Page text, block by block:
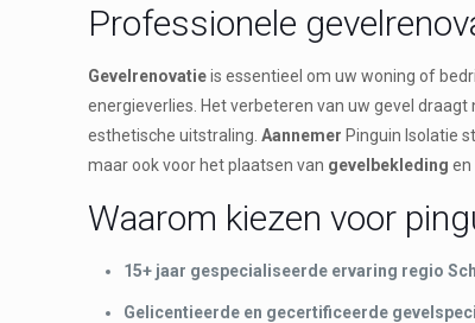
Professionele
Gevelrenovatieis essentieel om uw woning of
energieverlies. Het verbeteren van uw gevel
esthetische uitstraling.Aannemer Pinguin Isolatie
maar ook voor het plaatsen van gevelbekleding en
Waarom kiezen voor
15+ jaar gespecialiseerde ervaring regio
Gelicentieerde en gecertificeerde